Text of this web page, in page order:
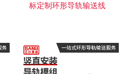
标定制环形导轨输送线